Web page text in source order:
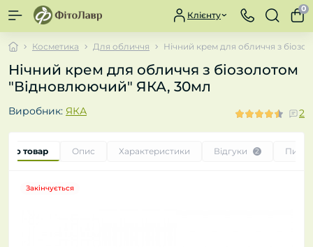
Клієнту
0
Косметика Для обличчя Нічний крем для обличчя з
Нічний крем для обличчя з біозолотом
"Відновлюючий" ЯКА, 30мл
Виробник: ЯКА 2
про товар Опис Характеристики Відгуки 2
Закінчується